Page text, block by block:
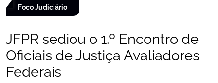
Foco Judiciário
JFPR sediou o 1.º Encontro de
Oficiais de Justiça Avaliadores
Federais